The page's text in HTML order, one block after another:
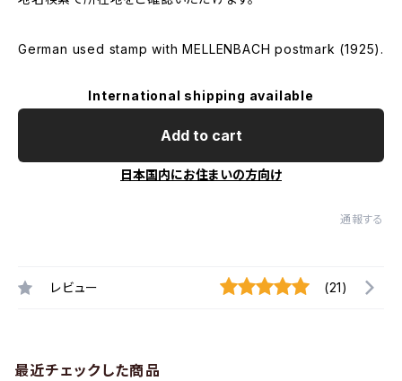
German used stamp with MELLENBACH postmark (1925).
International shipping available
Add to cart
日本国内にお住まいの方向け
通報する
レビュー (21)
最近チェックした商品